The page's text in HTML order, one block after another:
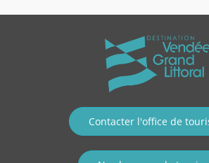
Contacter l'office de